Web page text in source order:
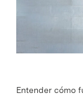
Entender cómo